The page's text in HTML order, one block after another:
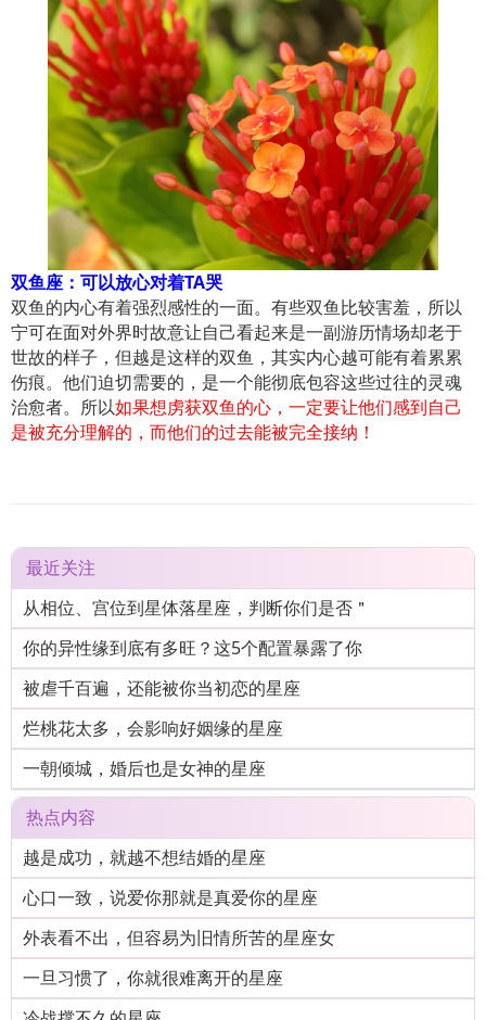
双鱼座：可以放心对着TA哭
双鱼的内心有着强烈感性的一面。有些双鱼比较害羞，所以
宁可在面对外界时故意让自己看起来是一副游历情场却老于
世故的样子，但越是这样的双鱼，其实内心越可能有着累累
伤痕。他们迫切需要的，是一个能彻底包容这些过往的灵魂
治愈者。所以如果想虏获双鱼的心，一定要让他们感到自己
是被充分理解的，而他们的过去能被完全接纳！
最近关注
从相位、宫位到星体落星座，判断你们是否＂
你的异性缘到底有多旺？这5个配置暴露了你
被虐千百遍，还能被你当初恋的星座
烂桃花太多，会影响好姻缘的星座
一朝倾城，婚后也是女神的星座
热点内容
越是成功，就越不想结婚的星座
心口一致，说爱你那就是真爱你的星座
外表看不出，但容易为旧情所苦的星座女
一旦习惯了，你就很难离开的星座